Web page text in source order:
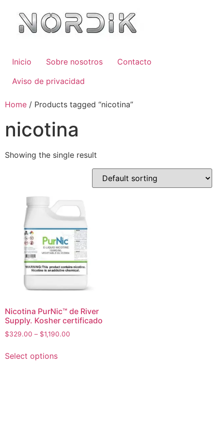
Inicio Sobre nosotros
Contacto
Aviso de privacidad
Home / Products tagged “nicotina”
nicotina
Showing the single result
Nicotina PurNic™ de River
Supply. Kosher certificado
$329.00 – $1,190.00
Select options